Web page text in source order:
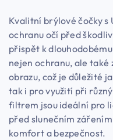
Kvalitní brýlové čočky
ochranu očí před
přispět k
nejen ochranu, ale
obrazu, což je důležité
tak i pro využití při
filtrem jsou ideální pro
před slunečním
komfort a bezpečnost.